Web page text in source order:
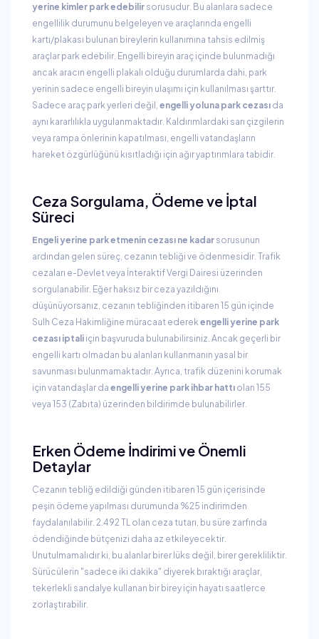
yerine kimler park edebilir sorusudur. Bu alanlara sadece
engellilik durumunu belgeleyen ve araçlarında engelli
kartı/plakası bulunan bireylerin kullanımına tahsis edilmiş
araçlar park edebilir. Engelli bireyin araç içinde bulunmadığı
ancak aracın engelli plakalı olduğu durumlarda dahi, park
yerinin sadece engelli bireyin ulaşımı için kullanılması şarttır.
Sadece araç park yerleri değil, engelli yoluna park cezası da
aynı kararlılıkla uygulanmaktadır. Kaldırımlardaki sarı çizgilerin
veya rampa önlerinin kapatılması, engelli vatandaşların
hareket özgürlüğünü kısıtladığı için ağır yaptırımlara tabidir.
Ceza Sorgulama, Ödeme ve İptal
Süreci
Engeli yerine park etmenin cezası ne kadar sorusunun
ardından gelen süreç, cezanın tebliği ve ödenmesidir. Trafik
cezaları e-Devlet veya İnteraktif Vergi Dairesi üzerinden
sorgulanabilir. Eğer haksız bir ceza yazıldığını
düşünüyorsanız, cezanın tebliğinden itibaren 15 gün içinde
Sulh Ceza Hakimliğine müracaat ederekengelli yerine park
cezası iptali için başvuruda bulunabilirsiniz. Ancak geçerli bir
engelli kartı olmadan bu alanları kullanmanın yasal bir
savunması bulunmamaktadır. Ayrıca, trafik düzenini korumak
için vatandaşlar da engelli yerine park ihbar hattı olan 155
veya 153 (Zabıta) üzerinden bildirimde bulunabilirler.
Erken Ödeme İndirimi ve Önemli
Detaylar
Cezanın tebliğ edildiği günden itibaren 15 gün içerisinde
peşin ödeme yapılması durumunda %25 indirimden
faydalanılabilir. 2.492 TL olan ceza tutarı, bu süre zarfında
ödendiğinde bütçenizi daha az etkileyecektir.
Unutulmamalıdır ki, bu alanlar birer lüks değil, birer gerekliliktir.
Sürücülerin "sadece iki dakika" diyerek bıraktığı araçlar,
tekerlekli sandalye kullanan bir birey için hayatı saatlerce
zorlaştırabilir.